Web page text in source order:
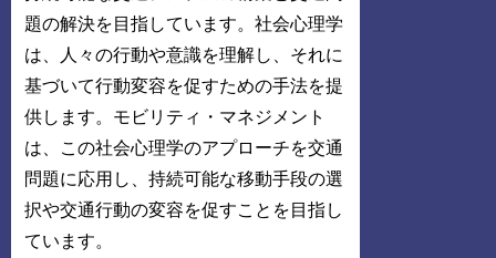
題の解決を目指しています。社会心理学
は、人々の行動や意識を理解し、それに
基づいて行動変容を促すための手法を提
供します。モビリティ・マネジメント
は、この社会心理学のアプローチを交通
問題に応用し、持続可能な移動手段の選
択や交通行動の変容を促すことを目指し
ています。